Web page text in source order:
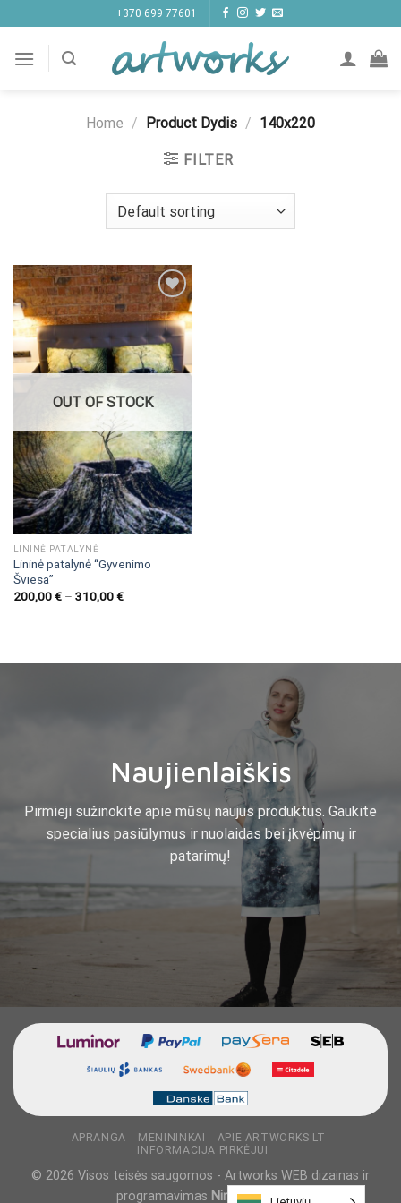
to
content
+370 699 77601
Home / Product Dydis / 140x220
FILTER
Pridėti į
"Patikusios
prekės"
OUT OF STOCK
LININĖ PATALYNĖ
Lininė patalynė “Gyvenimo
Šviesa”
200,00€– 310,00€
Naujienlaiškis
Pirmieji sužinokite apie mūsų naujus produktus. Gaukite
specialius pasiūlymus ir nuolaidas bei įkvėpimų ir
patarimų!
APRANGA MENININKAI
APIE ARTWORKS LT
INFORMACIJA PIRKĖJUI
© 2026 Visos teisės saugomos - Artworks WEB dizainas ir
programavimas NinjaDesigns